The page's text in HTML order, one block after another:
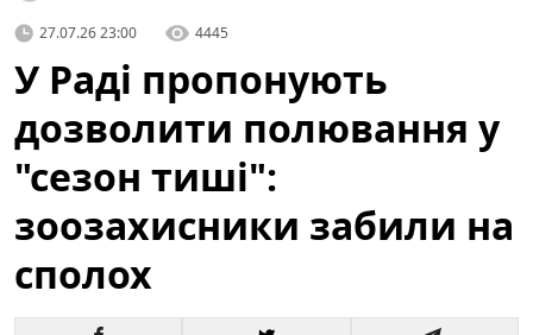
27.07.26 23:00 4445
У Раді пропонують
дозволити полювання у
"сезон тиші":
зоозахисники забили на
сполох